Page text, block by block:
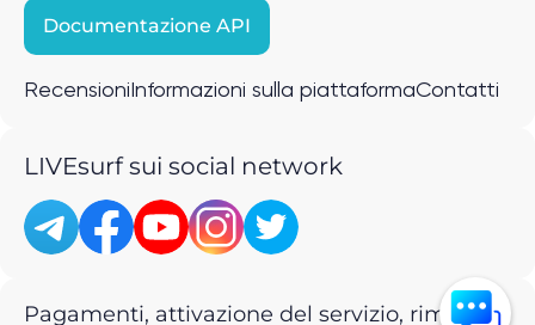
Documentazione API
Recensioni Informazioni sulla piattaformaContatti
LIVEsurf sui social network
Pagamenti, attivazione del servizio, rimborsi